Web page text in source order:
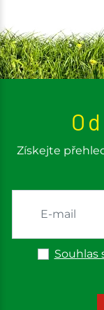
Získejte
Souhlas